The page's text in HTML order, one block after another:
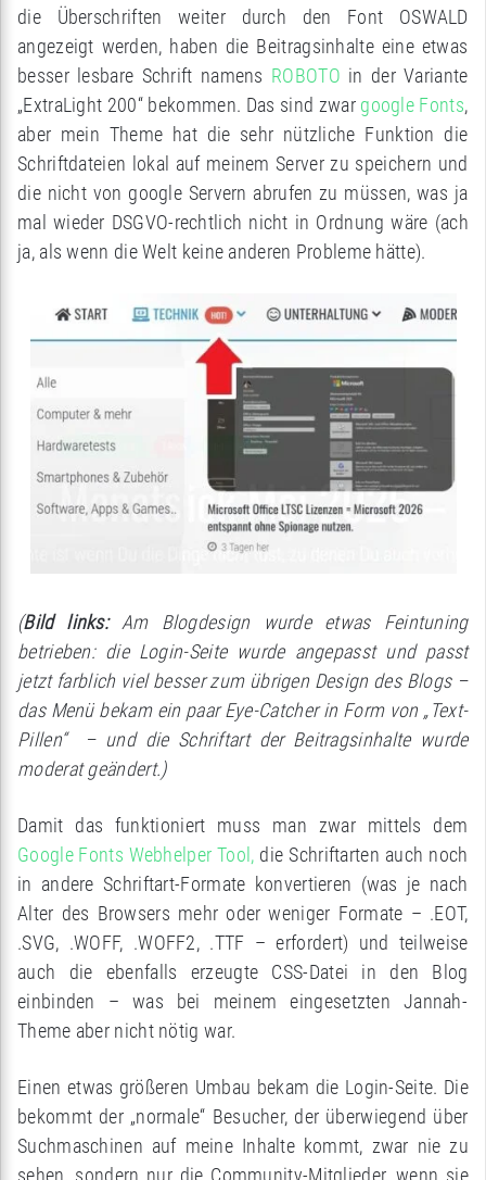
die Überschriften weiter durch den Font OSWALD
angezeigt werden, haben die Beitragsinhalte eine etwas
besser lesbare Schrift namens ROBOTO in der Variante
„ExtraLight 200“ bekommen. Das sind zwar google Fonts,
aber mein Theme hat die sehr nützliche Funktion die
Schriftdateien lokal auf meinem Server zu speichern und
die nicht von google Servern abrufen zu müssen, was ja
mal wieder DSGVO-rechtlich nicht in Ordnung wäre (ach
ja, als wenn die Welt keine anderen Probleme hätte).
(Bild links: Am Blogdesign wurde etwas Feintuning
betrieben: die Login-Seite wurde angepasst und passt
jetzt farblich viel besser zum übrigen Design des Blogs –
das Menü bekam ein paar Eye-Catcher in Form von „Text-
Pillen“ – und die Schriftart der Beitragsinhalte wurde
moderat geändert.)
Damit das funktioniert muss man zwar mittels dem
Google Fonts Webhelper Tool, die Schriftarten auch noch
in andere Schriftart-Formate konvertieren (was je nach
Alter des Browsers mehr oder weniger Formate – .EOT,
.SVG, .WOFF, .WOFF2, .TTF – erfordert) und teilweise
auch die ebenfalls erzeugte CSS-Datei in den Blog
einbinden – was bei meinem eingesetzten Jannah-
Theme aber nicht nötig war.
Einen etwas größeren Umbau bekam die Login-Seite. Die
bekommt der „normale“ Besucher, der überwiegend über
Suchmaschinen auf meine Inhalte kommt, zwar nie zu